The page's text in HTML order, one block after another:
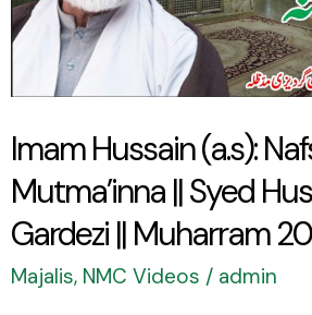
Imam Hussain (a.s):
Mutma’inna || Syed
Gardezi || Muharram
Majalis, NMC Videos / admin
Mutma’inna
Husnain
Abbas
Gardezi
Muharram